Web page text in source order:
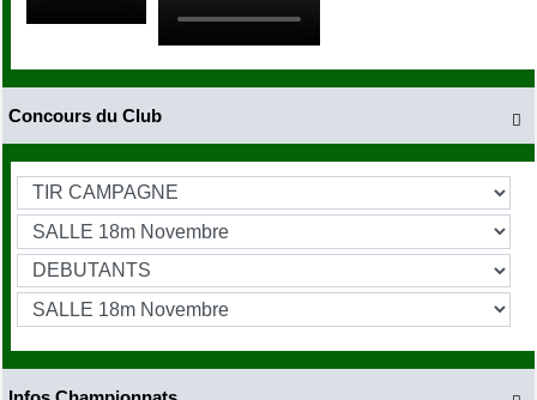

Concours du Club